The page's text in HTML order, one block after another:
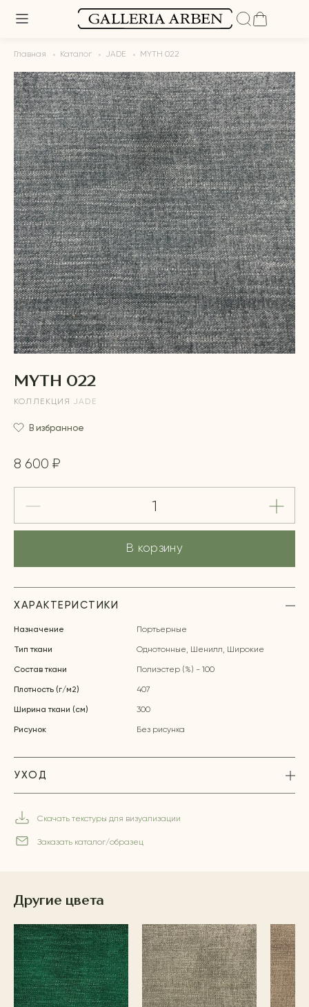
Главная Каталог JADE MYTH 022
MYTH 022
КОЛЛЕКЦИЯ JADE
В избранное
8 600 ₽
В корзину
ХАРАКТЕРИСТИКИ
Назначение Портьерные
Тип ткани Однотонные, Шенилл, Широкие
Состав ткани Полиэстер (%) - 100
Плотность (г/м2) 407
Ширина ткани (см) 300
Рисунок Без рисунка
УХОД
Скачать текстуры для визуализации
Заказать каталог/образец
Другие цвета